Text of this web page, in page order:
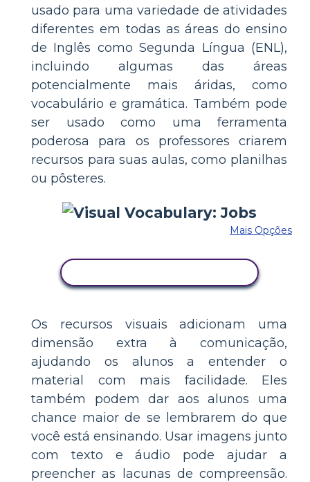
usado para uma variedade de atividades
diferentes em todas as áreas do ensino
de Inglês como Segunda Língua (ENL),
incluindo algumas das áreas
potencialmente mais áridas, como
vocabulário e gramática. Também pode
ser usado como uma ferramenta
poderosa para os professores criarem
recursos para suas aulas, como planilhas
ou pôsteres.
Mais Opções
Os recursos visuais adicionam uma
dimensão extra à comunicação,
ajudando os alunos a entender o
material com mais facilidade. Eles
também podem dar aos alunos uma
chance maior de se lembrarem do que
você está ensinando. Usar imagens junto
com texto e áudio pode ajudar a
preencher as lacunas de compreensão.